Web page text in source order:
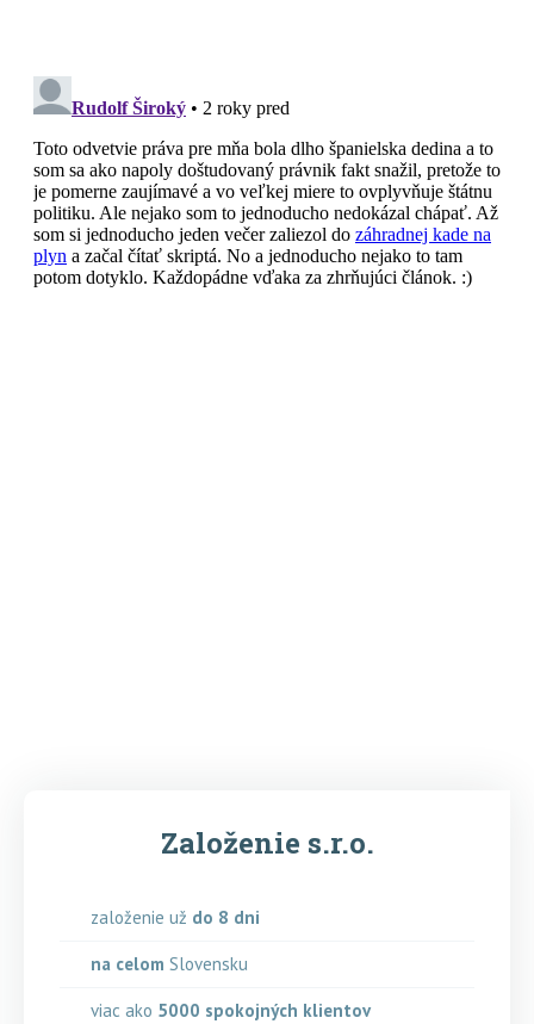
Založenie s.r.o.
založenie už do 8 dni
na celom Slovensku
viac ako 5000 spokojných klientov